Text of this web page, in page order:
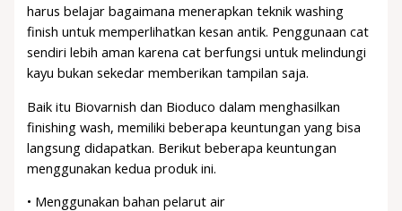
harus belajar bagaimana menerapkan teknik washing
finish untuk memperlihatkan kesan antik. Penggunaan cat
sendiri lebih aman karena cat berfungsi untuk melindungi
kayu bukan sekedar memberikan tampilan saja.
Baik itu Biovarnish dan Bioduco dalam menghasilkan
finishing wash, memiliki beberapa keuntungan yang bisa
langsung didapatkan. Berikut beberapa keuntungan
menggunakan kedua produk ini.
• Menggunakan bahan pelarut air